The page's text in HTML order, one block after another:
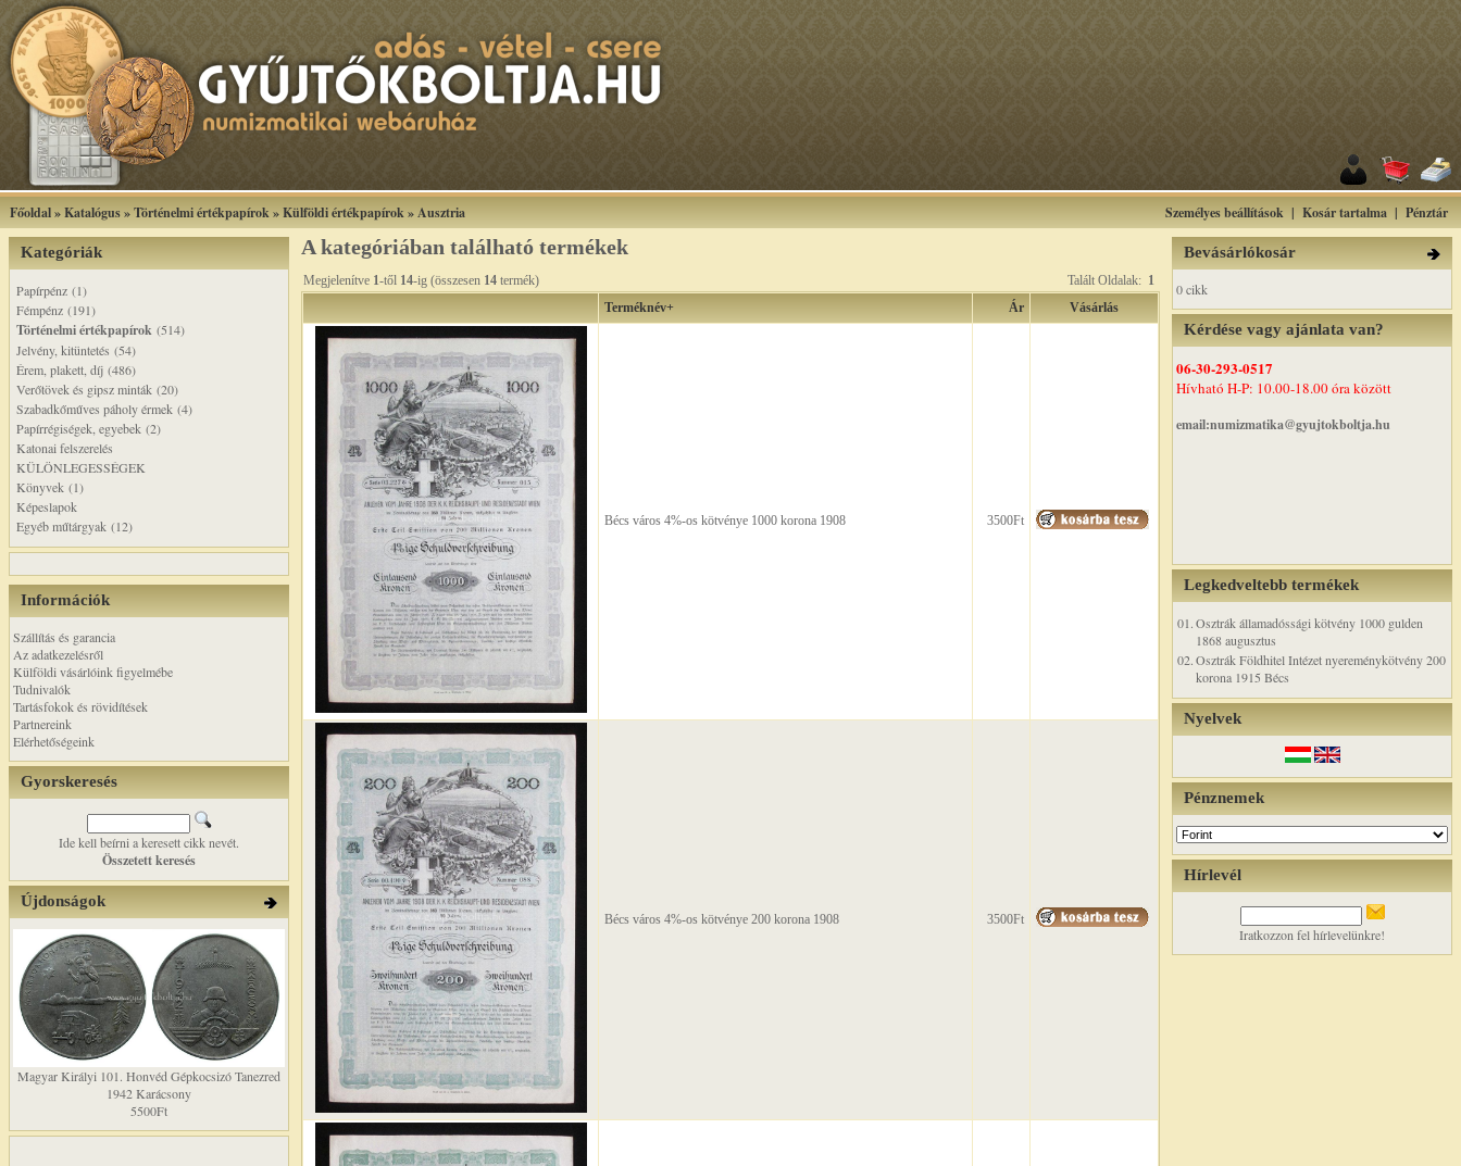
Főoldal»Katalógus»Történelmi értékpapírok»Külföldi értékpapírok»Ausztria Személyes beállítások | Kosár tartalma | Pénztár
Kategóriák
Papírpénz (1)
Fémpénz (191)
Történelmi értékpapírok (514)
Jelvény, kitüntetés (54)
Érem, plakett, díj (486)
Verőtövek és gipsz minták (20)
Szabadkőműves páholy érmek (4)
Papírrégiségek, egyebek (2)
Katonai felszerelés
KÜLÖNLEGESSÉGEK
Könyvek (1)
Képeslapok
Egyéb műtárgyak (12)
Információk
Szállítás és garancia
Az adatkezelésről
Külföldi vásárlóink figyelmébe
Tudnivalók
Tartásfokok és rövidítések
Partnereink
Elérhetőségeink
Gyorskeresés
Ide kell beírni a keresett cikk nevét.
Összetett keresés
Újdonságok
Magyar Királyi 101. Honvéd Gépkocsizó Tanezred
1942 Karácsony
5500Ft
A kategóriában található termékek
Megjelenítve 1-től 14-ig (összesen 14 termék) Talált Oldalak: 1
Terméknév+
Ár Vásárlás
Bécs város 4%-os kötvénye 1000 korona 1908 3500Ft
Bécs város 4%-os kötvénye 200 korona 1908 3500Ft
Bevásárlókosár
0 cikk
Kérdése vagy ajánlata van?
06-30-293-0517
Hívható H-P: 10.00-18.00 óra között
email:numizmatika@gyujtokboltja.hu
Legkedveltebb termékek
01.Osztrák államadóssági kötvény 1000 gulden
1868 augusztus
02.Osztrák Földhitel Intézet nyereménykötvény 200
korona 1915 Bécs
Nyelvek
Pénznemek
Hírlevél
Iratkozzon fel hírlevelünkre!